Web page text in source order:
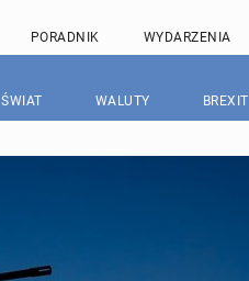
PORADNIK WYDARZENIA
ŚWIAT WALUTY BREXIT